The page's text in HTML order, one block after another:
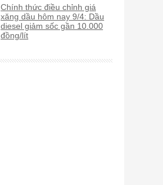
Chính thức điều chỉnh giá
xăng dầu hôm nay 9/4: Dầu
diesel giảm sốc gần 10.000
đồng/lít